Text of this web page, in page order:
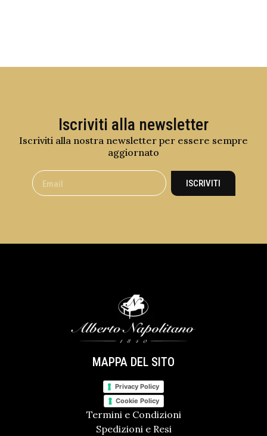
Iscriviti alla newsletter
Iscriviti alla nostra newsletter per essere sempre
aggiornato
ISCRIVITI
MAPPA DEL SITO
Privacy Policy
Cookie Policy
Termini e Condizioni
Spedizioni e Resi